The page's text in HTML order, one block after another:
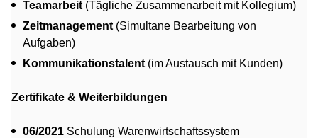
Teamarbeit (Tägliche Zusammenarbeit mit Kollegium)
Zeitmanagement (Simultane Bearbeitung von
Aufgaben)
Kommunikationstalent (im Austausch mit Kunden)
Zertifikate & Weiterbildungen
06/2021 Schulung Warenwirtschaftssystem